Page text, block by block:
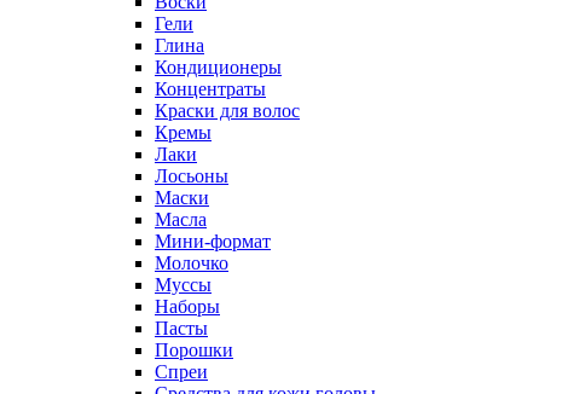
Гели
Глина
Кондиционеры
Концентраты
Краски для волос
Кремы
Лаки
Лосьоны
Маски
Масла
Мини-формат
Молочко
Муссы
Наборы
Пасты
Порошки
Спреи